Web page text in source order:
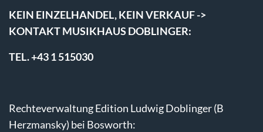
KEIN EINZELHANDEL, KEIN VERKAUF ->
KONTAKT MUSIKHAUS DOBLINGER:
TEL. +43 1 515030
Rechteverwaltung Edition Ludwig Doblinger (B
Herzmansky) bei Bosworth: